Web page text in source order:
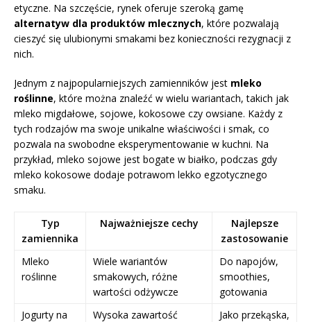
etyczne. Na szczęście, rynek oferuje szeroką gamę
alternatyw dla produktów mlecznych, które pozwalają
cieszyć się ulubionymi smakami bez konieczności rezygnacji z
nich.
Jednym z najpopularniejszych zamienników jest mleko
roślinne, które można znaleźć w wielu wariantach, takich jak
mleko migdałowe, sojowe, kokosowe czy owsiane. Każdy z
tych rodzajów ma swoje unikalne właściwości i smak, co
pozwala na swobodne eksperymentowanie w kuchni. Na
przykład, mleko sojowe jest bogate w białko, podczas gdy
mleko kokosowe dodaje potrawom lekko egzotycznego
smaku.
Typ
zamiennika
Najważniejsze cechy
Najlepsze
zastosowanie
Mleko
roślinne
Wiele wariantów
smakowych, różne
wartości odżywcze
Do napojów,
smoothies,
gotowania
Jogurty na
Wysoka zawartość
Jako przekąska,